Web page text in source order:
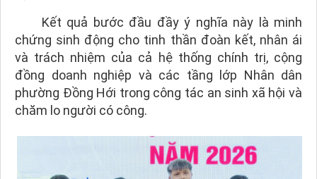
Kết quả bước đầu đầy ý nghĩa này là minh
chứng sinh động cho tinh thần đoàn kết, nhân ái
và trách nhiệm của cả hệ thống chính trị, cộng
đồng doanh nghiệp và các tầng lớp Nhân dân
phường Đồng Hới trong công tác an sinh xã hội và
chăm lo người có công.